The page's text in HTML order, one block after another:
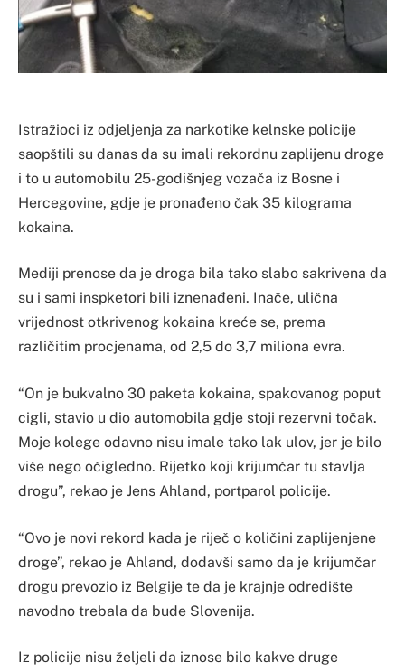
Istražioci iz odjeljenja za narkotike kelnske policije
saopštili su danas da su imali rekordnu zaplijenu droge
i to u automobilu 25-godišnjeg vozača iz Bosne i
Hercegovine, gdje je pronađeno čak 35 kilograma
kokaina.
Mediji prenose da je droga bila tako slabo sakrivena da
su i sami inspketori bili iznenađeni. Inače, ulična
vrijednost otkrivenog kokaina kreće se, prema
različitim procjenama, od 2,5 do 3,7 miliona evra.
“On je bukvalno 30 paketa kokaina, spakovanog poput
cigli, stavio u dio automobila gdje stoji rezervni točak.
Moje kolege odavno nisu imale tako lak ulov, jer je bilo
više nego očigledno. Rijetko koji krijumčar tu stavlja
drogu”, rekao je Jens Ahland, portparol policije.
“Ovo je novi rekord kada je riječ o količini zaplijenjene
droge”, rekao je Ahland, dodavši samo da je krijumčar
drogu prevozio iz Belgije te da je krajnje odredište
navodno trebala da bude Slovenija.
Iz policije nisu željeli da iznose bilo kakve druge